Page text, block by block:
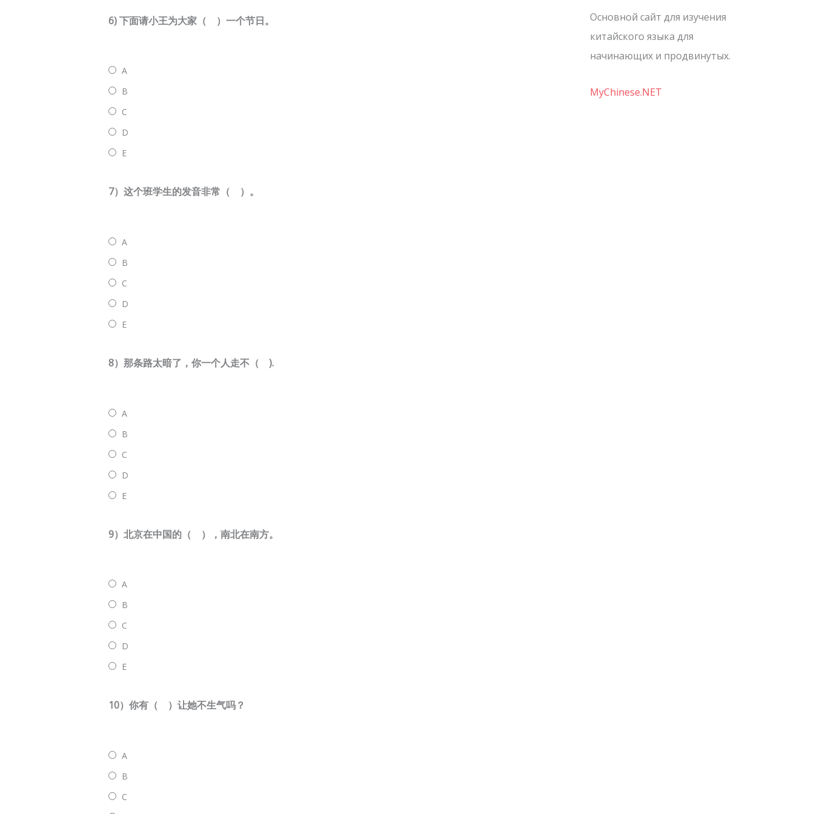
6) 下面请小王为大家（ ）一个节日。
A
B
C
D
E
7）这个班学生的发音非常（ ）。
A
B
C
D
E
8）那条路太暗了，你一个人走不（ ).
A
B
C
D
E
9）北京在中国的（ ），南北在南方。
A
B
C
D
E
10）你有（ ）让她不生气吗？
A
B
C
Основной сайт для изучения
китайского языка для
начинающих и продвинутых.
MyChinese.NET